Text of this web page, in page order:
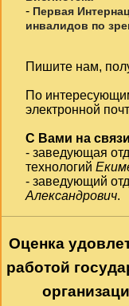
- Первая
инвалидов по
Пишите нам,
По
электронной
С Вами на
- заведующая
технологий
- заведующий
Александрович.
Оценка
работой